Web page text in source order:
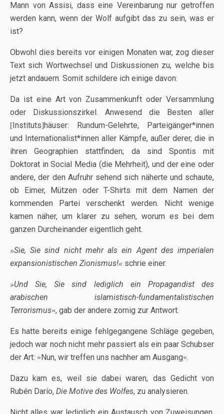
Mann von Assisi, dass eine Vereinbarung nur getroffen
werden kann, wenn der Wolf aufgibt das zu sein, was er
ist?
Obwohl dies bereits vor einigen Monaten war, zog dieser
Text sich Wortwechsel und Diskussionen zu, welche bis
jetzt andauern. Somit schildere ich einige davon:
Da ist eine Art von Zusammenkunft oder Versammlung
oder Diskussionszirkel. Anwesend die Besten aller
[Instituts]häuser: Rundum-Gelehrte, Parteigänger*innen
und Internationalist*innen aller Kämpfe, außer derer, die in
ihren Geographien stattfinden; da sind Spontis mit
Doktorat in Social Media (die Mehrheit), und der eine oder
andere, der den Aufruhr sehend sich näherte und schaute,
ob Eimer, Mützen oder T-Shirts mit dem Namen der
kommenden Partei verschenkt werden. Nicht wenige
kamen näher, um klarer zu sehen, worum es bei dem
ganzen Durcheinander eigentlich geht.
»Sie, Sie sind nicht mehr als ein Agent des imperialen
expansionistischen Zionismus!« schrie einer.
»Und Sie, Sie sind lediglich ein Propagandist des
arabischen islamistisch-fundamentalistischen
Terrorismus«, gab der andere zornig zur Antwort.
Es hatte bereits einige fehlgegangene Schläge gegeben,
jedoch war noch nicht mehr passiert als ein paar Schubser
der Art: »Nun, wir treffen uns nachher am Ausgang«.
Dazu kam es, weil sie dabei waren, das Gedicht von
Rubén Darío, Die Motive des Wolfes, zu analysieren.